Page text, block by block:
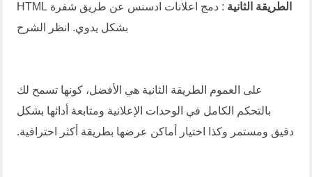
الطريقة الثانية
: دمج اعلانات ادسنس عن طريق شفرة HTML
بشكل يدوي. انظر الشرح
على العموم الطريقة الثانية هي الأفضل، كونها تسمح لك
بالتحكم الكامل في الوحدات الإعلانية ومتابعة أدائها بشكل
دقيق ومستمر وكذا اختيار أماكن عرضها بطريقة أكثر احترافية.